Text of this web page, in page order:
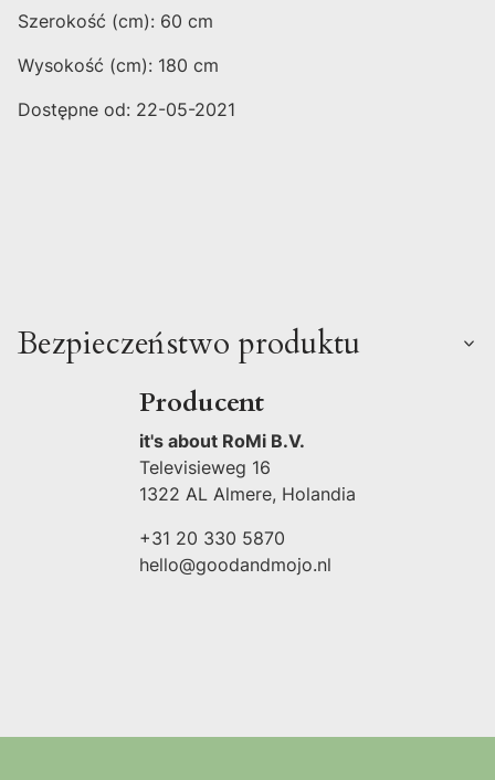
Szerokość (cm): 60 cm
Wysokość (cm): 180 cm
Dostępne od: 22-05-2021
Bezpieczeństwo produktu
Producent
it's about RoMi B.V.
Televisieweg 16
1322 AL Almere, Holandia
+31 20 330 5870
hello@goodandmojo.nl